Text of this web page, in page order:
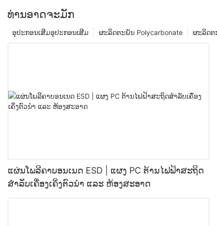
ທ່ານອາດຈະມັກ
ຜະລິດຕ
ຜະລິດຕະພັນ Polycarbonate
ອຸປະກອນເສີມອຸປະກອນເສີມ
ແຜ່ນໂພລີຄາບອນເນດ ESD | ແຜງ PC ຕ້ານໄຟຟ້າສະຖິດ
ສຳລັບເຄື່ອງເຄິ່ງຕົວນຳ ແລະ ຫ້ອງສະອາດ